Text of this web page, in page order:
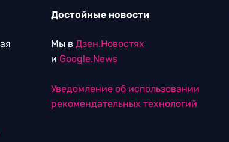
Достойные новости
Мы в Дзен.Новостях
и Google.News
Уведомление об использовании
рекомендательных технологий